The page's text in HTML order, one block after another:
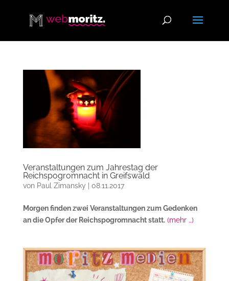
Veranstaltungen zum Jahrestag der
Reichspogromnacht in Greifswald
von Paul Zimansky 08.11.2017
Morgen finden zwei Veranstaltungen zum Gedenken
an die Opfer der Reichspogromnacht statt. (mehr …)